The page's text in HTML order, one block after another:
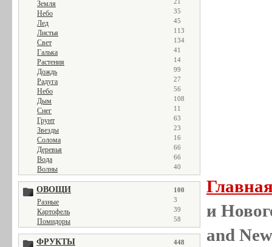
Земля
Небо 35
Лед 45
Листья 113
Свет 134
Галька 41
Растения 14
Дождь 99
Радуга 27
Небо 56
Дым 108
Снег 11
Грунт 63
Звезды 23
Солома 16
Деревья 66
Вода 66
Волны 40
ОВОЩИ 100
Разные 3
Картофель 39
Помидоры 58
ФРУКТЫ 448
и
and